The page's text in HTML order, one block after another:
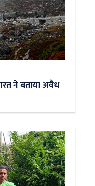
ने बताया अवैध